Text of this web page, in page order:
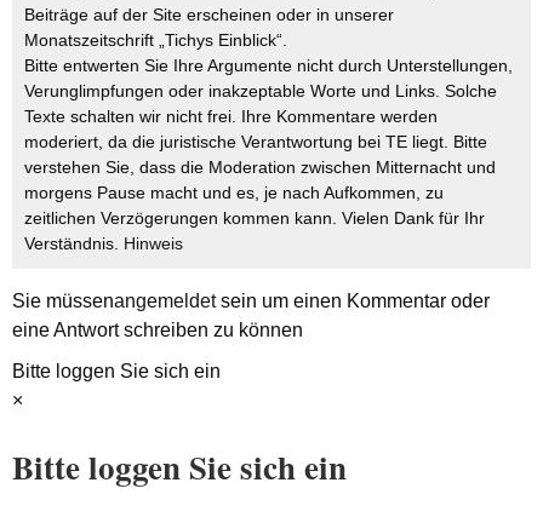
Beiträge auf der Site erscheinen oder in unserer
Monatszeitschrift „Tichys Einblick“.
Bitte entwerten Sie Ihre Argumente nicht durch Unterstellungen,
Verunglimpfungen oder inakzeptable Worte und Links. Solche
Texte schalten wir nicht frei. Ihre Kommentare werden
moderiert, da die juristische Verantwortung bei TE liegt. Bitte
verstehen Sie, dass die Moderation zwischen Mitternacht und
morgens Pause macht und es, je nach Aufkommen, zu
zeitlichen Verzögerungen kommen kann. Vielen Dank für Ihr
Verständnis. Hinweis
Sie müssenangemeldetsein um einen Kommentar oder
eine Antwort schreiben zu können
Bitte loggen Sie sich ein
×
Bitte loggen Sie sich ein